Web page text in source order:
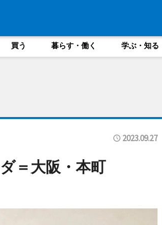
買う 暮らす・働く 学ぶ・知る
2023.09.27
＝大阪・本町